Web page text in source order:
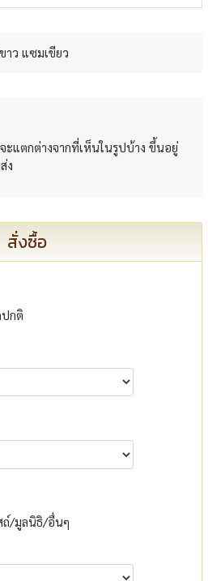
าว แซมเขียว
ะแตกต่างจากที่เห็นในรูปบ้าง ขึ้นอยู่
ง
สั่งซื้อ
กติ
ถ์/มูลนิธิ/อื่นๆ